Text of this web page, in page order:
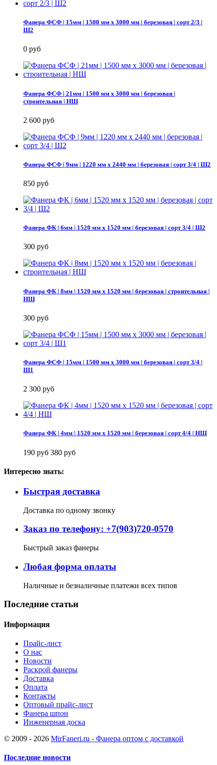
Фанера ФСФ | 15мм | 1500 мм х 3000 мм | березовая | сорт 2/3 |
Ш2
0 руб
Фанера ФСФ | 21мм | 1500 мм х 3000 мм | березовая |
строительная | НШ
2 600 руб
Фанера ФСФ | 9мм | 1220 мм х 2440 мм | березовая | сорт 3/4 | Ш2
850 руб
Фанера ФК | 6мм | 1520 мм х 1520 мм | березовая | сорт 3/4 | Ш2
300 руб
Фанера ФК | 8мм | 1520 мм х 1520 мм | березовая | строительная |
НШ
300 руб
Фанера ФСФ | 15мм | 1500 мм х 3000 мм | березовая | сорт 3/4 |
Ш1
2 300 руб
Фанера ФК | 4мм | 1520 мм х 1520 мм | березовая | сорт 4/4 | НШ
190 руб 380 руб
Интересно знать:
Быстрая доставка
Доставка по одному звонку
Заказ по телефону: +7(903)720-0570
Быстрый заказ фанеры
Любая форма оплаты
Наличные и безналичные платежи всех типов
Последние статьи
Информация
Прайс-лист
О нас
Новости
Раскрой фанеры
Доставка
Оплата
Контакты
Оптовый прайс-лист
Фанера шпон
Инженерная доска
© 2009 - 2026 MirFaneri.ru - Фанера оптом с доставкой
Последние новости